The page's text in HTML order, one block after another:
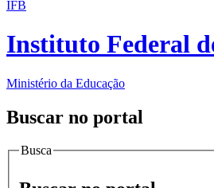
IFB
Instituto Federal
Ministério da Educação
Buscar no portal
Busca